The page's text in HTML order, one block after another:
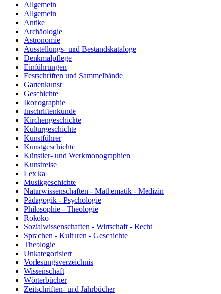
Allgemein
Allgemein
Antike
Archäologie
Astronomie
Ausstellungs- und Bestandskataloge
Denkmalpflege
Einführungen
Festschriften und Sammelbände
Gartenkunst
Geschichte
Ikonographie
Inschriftenkunde
Kirchengeschichte
Kulturgeschichte
Kunstführer
Kunstgeschichte
Künstler- und Werkmonographien
Kunstreise
Lexika
Musikgeschichte
Naturwissenschaften - Mathematik - Medizin
Pädagogik - Psychologie
Philosophie - Theologie
Rokoko
Sozialwissenschaften - Wirtschaft - Recht
Sprachen - Kulturen - Geschichte
Theologie
Unkategorisiert
Vorlesungsverzeichnis
Wissenschaft
Wörterbücher
Zeitschriften- und Jahrbücher